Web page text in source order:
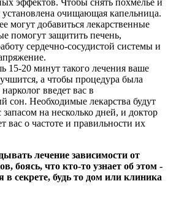
эффектов. Чтобы снять похмелье и
установлена очищающая капельница.
могут добавиться лекарственные
помогут защитить печень,
сердечно-сосудистой системы и
15-20 минут такого лечения ваше
а чтобы процедура была
введет вас в
сон. Необходимые лекарства будут
на несколько дней, и доктор
вас о частоте и правильности их
лечение зависимости от
боясь, что кто-то узнает об этом -
в секрете, будь то дом или клиника